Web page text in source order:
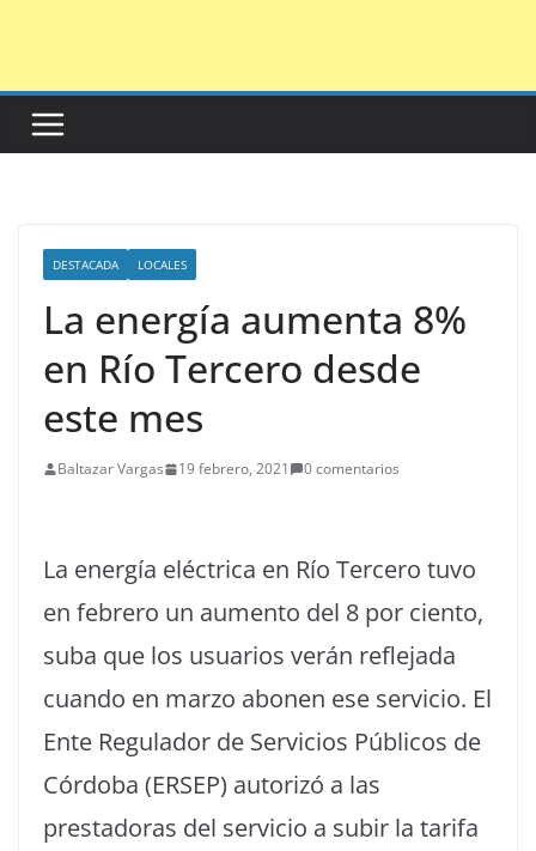
DESTACADA LOCALES
La energía aumenta 8%
en Río Tercero desde
este mes
Baltazar Vargas 19 febrero, 2021 0 comentarios
La energía eléctrica en Río Tercero tuvo
en febrero un aumento del 8 por ciento,
suba que los usuarios verán reflejada
cuando en marzo abonen ese servicio. El
Ente Regulador de Servicios Públicos de
Córdoba (ERSEP) autorizó a las
prestadoras del servicio a subir la tarifa